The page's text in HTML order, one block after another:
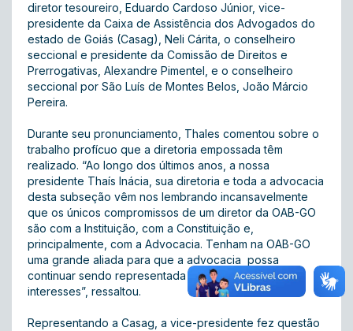
diretor tesoureiro, Eduardo Cardoso Júnior, vice-
presidente da Caixa de Assistência dos Advogados do
estado de Goiás (Casag), Neli Cárita, o conselheiro
seccional e presidente da Comissão de Direitos e
Prerrogativas, Alexandre Pimentel, e o conselheiro
seccional por São Luís de Montes Belos, João Márcio
Pereira.
Durante seu pronunciamento, Thales comentou sobre o
trabalho profícuo que a diretoria empossada têm
realizado. “Ao longo dos últimos anos, a nossa
presidente Thaís Inácia, sua diretoria e toda a advocacia
desta subseção vêm nos lembrando incansavelmente
que os únicos compromissos de um diretor da OAB-GO
são com a Instituição, com a Constituição e,
principalmente, com a Advocacia. Tenham na OAB-GO
uma grande aliada para que a advocacia possa
continuar sendo representada e defendida em seus
interesses”, ressaltou.
Representando a Casag, a vice-presidente fez questão